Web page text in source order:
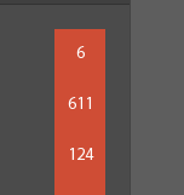
6
611
124